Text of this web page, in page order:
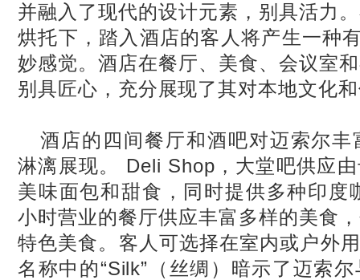
并融入了现代的设计元素，别具活力
烘托下，踏入酒店的客人将产生一种
妙感觉。酒店在餐厅、美食、会议室
别具匠心，充分展现了其对本地文化
酒店的四间餐厅和酒吧对迈索尔
淋漓展现。 Deli Shop，大堂吧供应
美味面包和甜食，同时提供多种印度
小时营业的餐厅供应丰富多样的美食
特色美食。客人可选择在室内或户外
名称中的“Silk”（丝绸）暗示了迈索